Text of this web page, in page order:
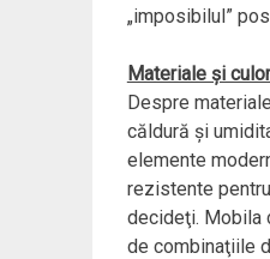
„imposibilul”
Materiale şi
Despre
căldură şi
elemente
rezistente
decideţi. Mobila
de combinaţiile